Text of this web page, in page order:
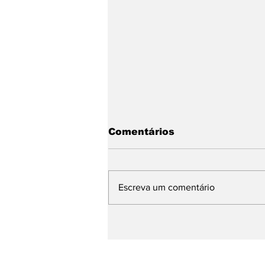
Comentários
Escreva um comentário